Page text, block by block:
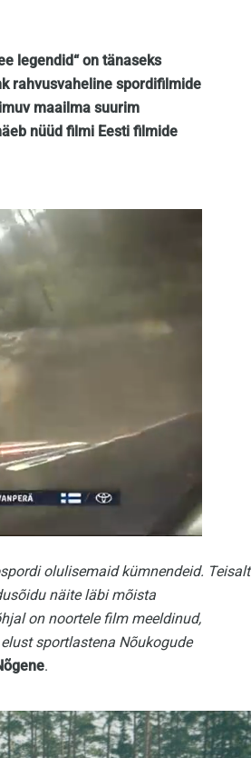
legendid“ on tänaseks
rahvusvaheline spordifilmide
maailma suurim
nüüd filmi Eesti filmide
olulisemaid kümnendeid. Teisalt
näite läbi mõista
on noortele film meeldinud,
sportlastena Nõukogude
.